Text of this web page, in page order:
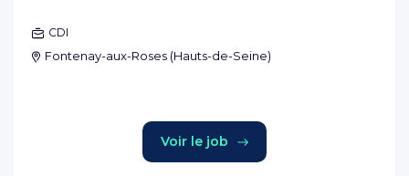
CDI
Fontenay-aux-Roses (Hauts-de-Seine)
Voir le job